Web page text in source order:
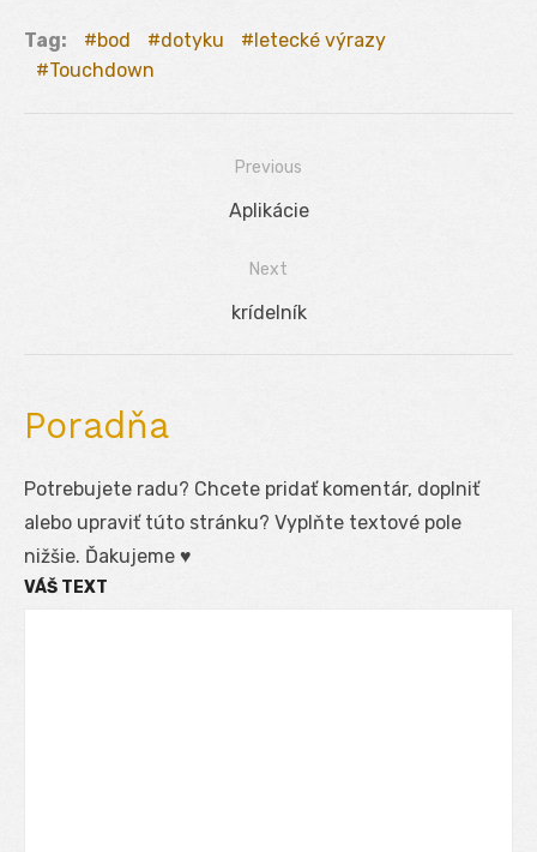
Tag: bod dotyku
letecké výrazy
Touchdown
Previous
Previous
Aplikácie
Next
Next
krídelník
Poradňa
Potrebujete radu? Chcete pridať komentár, doplniť
alebo upraviť túto stránku? Vyplňte textové pole
nižšie. Ďakujeme ♥
VÁŠ TEXT